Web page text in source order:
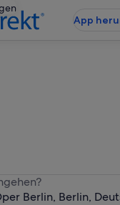
App
Berlin, Berlin,